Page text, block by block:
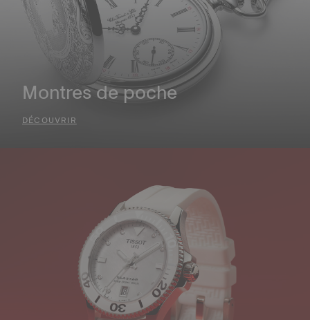
Montres de poche
DÉCOUVRIR